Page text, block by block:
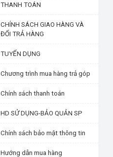
THANH TOÁN
CHÍNH SÁCH GIAO HÀNG VÀ
ĐỔI TRẢ HÀNG
TUYỂN DỤNG
Chương trình mua hàng trả góp
Chính sách thanh toán
HD SỬ DỤNG-BẢO QUẢN SP
Chính sách bảo mật thông tin
Hướng dẫn mua hàng